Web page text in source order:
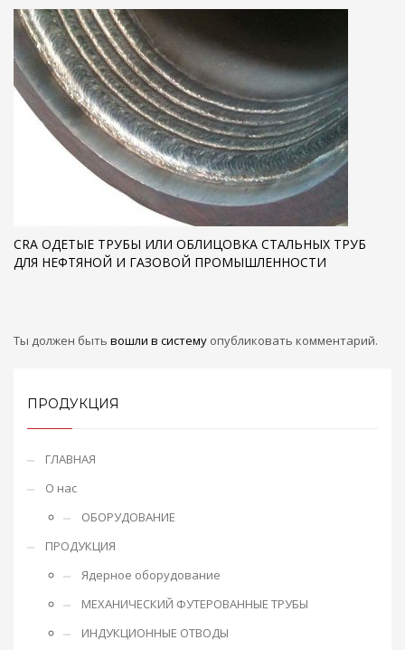
CRA ОДЕТЫЕ ТРУБЫ ИЛИ ОБЛИЦОВКА СТАЛЬНЫХ ТРУБ
ДЛЯ НЕФТЯНОЙ И ГАЗОВОЙ ПРОМЫШЛЕННОСТИ
Ты должен быть вошли в систему опубликовать комментарий.
ПРОДУКЦИЯ
ГЛАВНАЯ
О нас
ОБОРУДОВАНИЕ
ПРОДУКЦИЯ
Ядерное оборудование
МЕХАНИЧЕСКИЙ ФУТЕРОВАННЫЕ ТРУБЫ
ИНДУКЦИОННЫЕ ОТВОДЫ